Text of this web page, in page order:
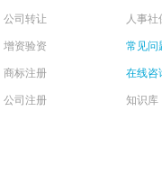
公司转让
增资验资
商标注册
公司注册
人事社
常见问
在线咨
知识库